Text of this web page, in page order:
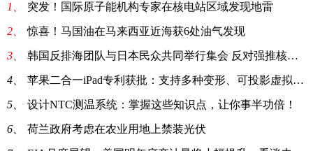
1、 突发！国际原子能机构专家在核电站区域发现地雷
2、 惊喜！马国油在马来西亚近海获6处油气发现
3、 韩国反排海团队与日本民众共同举行集会 反对强推核污染水排海
4、 苹果二合一iPad专利获批：支持多种变形、可投影虚拟键盘
5、 设计NTC测温系统：掌握这些知识点，让你事半功倍！
6、 荷兰政府考虑在农业用地上禁装光伏